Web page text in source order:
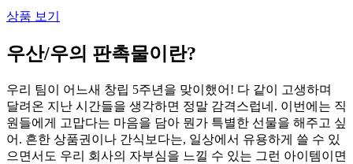
상품 보기
우산/우의 판촉물이란?
우리 팀이 어느새 창립 5주년을 맞이했어! 다 같이 고생하며
달려온 지난 시간들을 생각하면 정말 감격스럽네. 이번에는 직
원들에게 고맙다는 마음을 담아 뭔가 특별한 선물을 해주고 싶
어. 흔한 상품권이나 간식보다는, 일상에서 유용하게 쓸 수 있
으면서도 우리 회사의 자부심을 느낄 수 있는 그런 아이템이면